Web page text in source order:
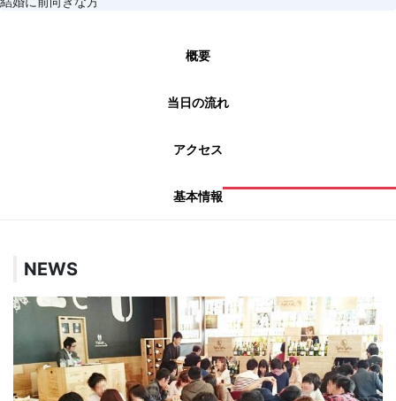
概要
当日の流れ
アクセス
基本情報
NEWS